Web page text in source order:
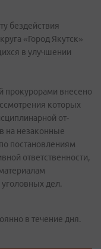
бездействия
«Город Якутск»
в улучшении
прокурорами внесено
которых
от-
на незаконные
постановлениям
ответственности,
дел.
в течение дня.